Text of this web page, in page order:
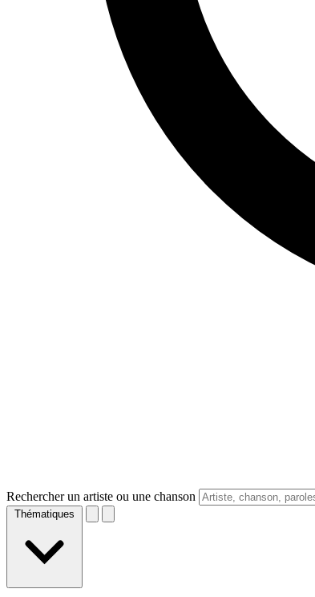
Rechercher un artiste ou une chanson
Thématiques